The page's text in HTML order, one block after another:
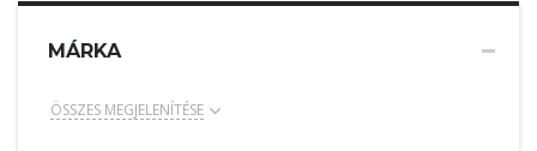
MÁRKA
ÖSSZES MEGJELENÍTÉSE